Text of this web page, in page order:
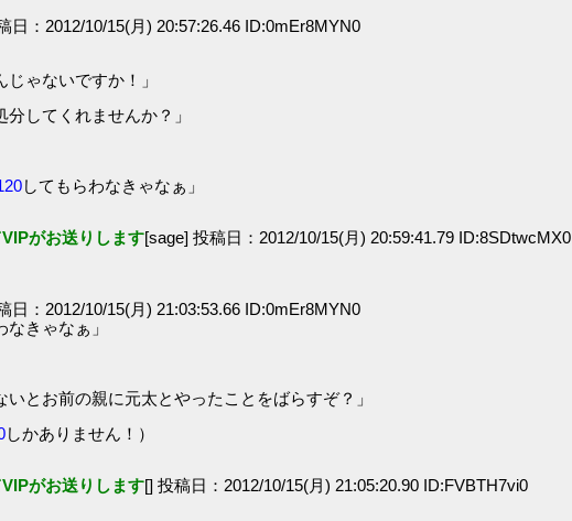
日：2012/10/15(月) 20:57:26.46 ID:0mEr8MYN0
ゃないですか！」
してくれませんか？」
してもらわなきゃなぁ」
がお送りします[sage] 投稿日：2012/10/15(月) 20:59:41.79 ID:8SDtwcMX0
日：2012/10/15(月) 21:03:53.66 ID:0mEr8MYN0
きゃなぁ」
とお前の親に元太とやったことをばらすぞ？」
しかありません！）
がお送りします[] 投稿日：2012/10/15(月) 21:05:20.90 ID:FVBTH7vi0